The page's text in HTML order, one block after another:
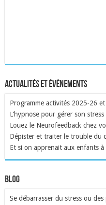
Actualités et événements
Programme activités 2025-26
L'hypnose pour gérer son
Louez le Neurofeedback chez
Dépister et traiter le trouble du
Et si on apprenait aux enfants à
Blog
Se débarrasser du stress ou des